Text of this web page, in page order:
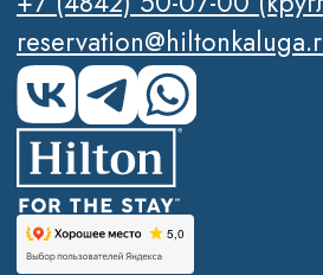
Политика обработки персональных
данных
Правовая информация
2026 © Отель Hilton Garden Inn
Kalugа
SEO-продвижение сайтов Novatechno